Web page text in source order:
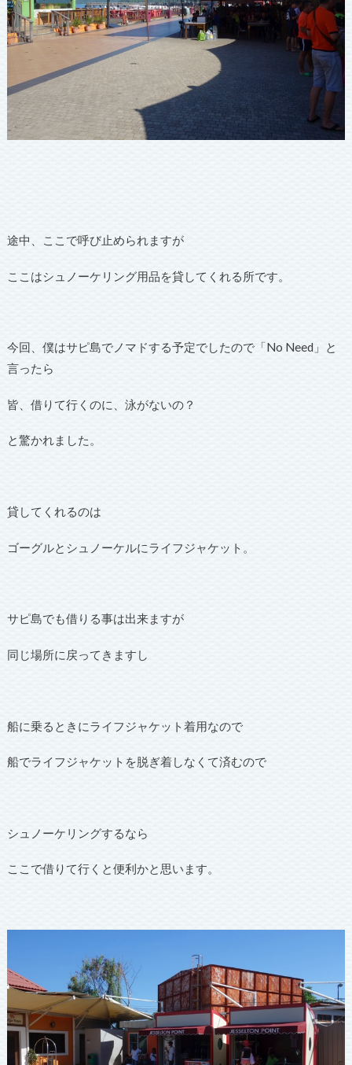
途中、ここで呼び止められますが
ここはシュノーケリング用品を貸してくれる所です。
今回、僕はサピ島でノマドする予定でしたので「No Need」と
言ったら
皆、借りて行くのに、泳がないの？
と驚かれました。
貸してくれるのは
ゴーグルとシュノーケルにライフジャケット。
サピ島でも借りる事は出来ますが
同じ場所に戻ってきますし
船に乗るときにライフジャケット着用なので
船でライフジャケットを脱ぎ着しなくて済むので
シュノーケリングするなら
ここで借りて行くと便利かと思います。